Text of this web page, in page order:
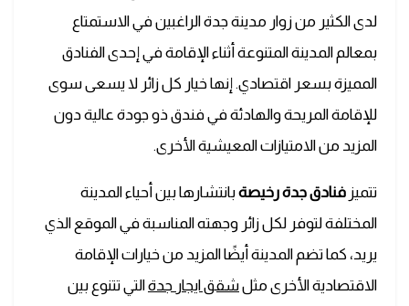
لدى الكثير من زوار مدينة جدة الراغبين في الاستمتاع
بمعالم المدينة المتنوعة أثناء الإقامة في إحدى الفنادق
المميزة بسعر اقتصادي. إنها خيار كل زائر لا يسعى سوى
للإقامة المريحة والهادئة في فندق ذو جودة عالية دون
المزيد من الامتيازات المعيشية الأخرى.
تتميز فنادق جدة رخيصةبانتشارها بين أحياء المدينة
المختلفة لتوفر لكل زائر وجهته المناسبة في الموقع الذي
يريد، كما تضم المدينة أيضًا المزيد من خيارات الإقامة
الاقتصادية الأخرى مثلشقق ايجار جدةالتي تتنوع بين